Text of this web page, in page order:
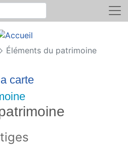
Éléments du patrimoine